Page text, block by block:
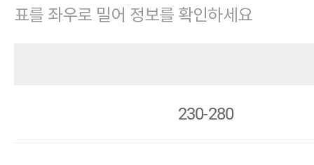
표를 좌우로 밀어 정보를 확인하세요
230-280